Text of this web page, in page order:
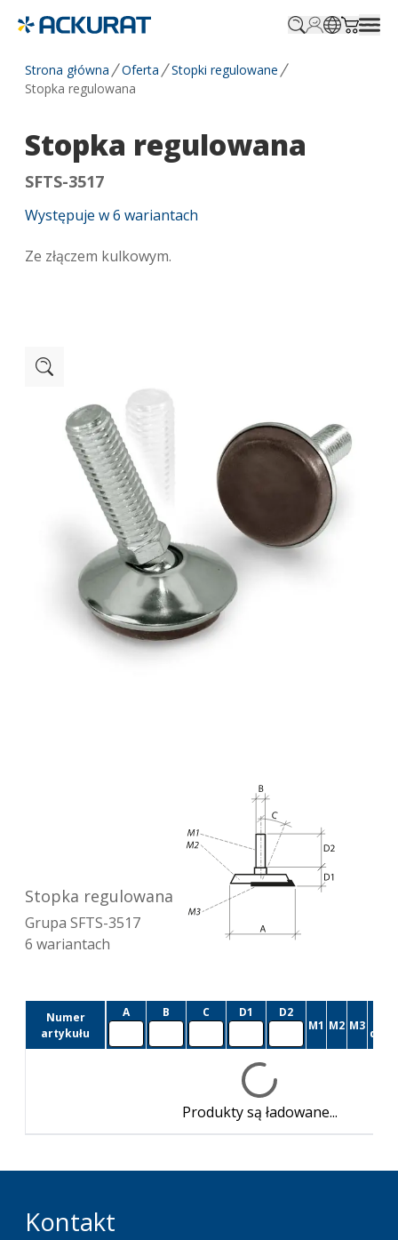
Strona główna Oferta
Stopki regulowane
Stopka regulowana
Stopka regulowana
SFTS-3517
Występuje w6 wariantach
Ze złączem kulkowym.
Stopka regulowana
Grupa SFTS-3517
6 wariantach
Numer
artykułu
A B C D1
D2
M1 M2 M3
Produkty są ładowane...
Kontakt